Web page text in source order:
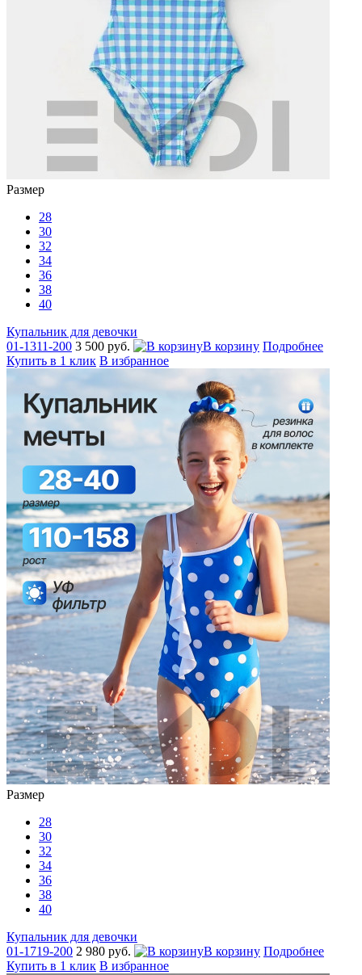
Размер
28
30
32
34
36
38
40
Купальник для девочки
01-1311-200 3 500 руб. В корзину Подробнее
Купить в 1 клик В избранное
Размер
28
30
32
34
36
38
40
Купальник для девочки
01-1719-200 2 980 руб. В корзину Подробнее
Купить в 1 клик В избранное